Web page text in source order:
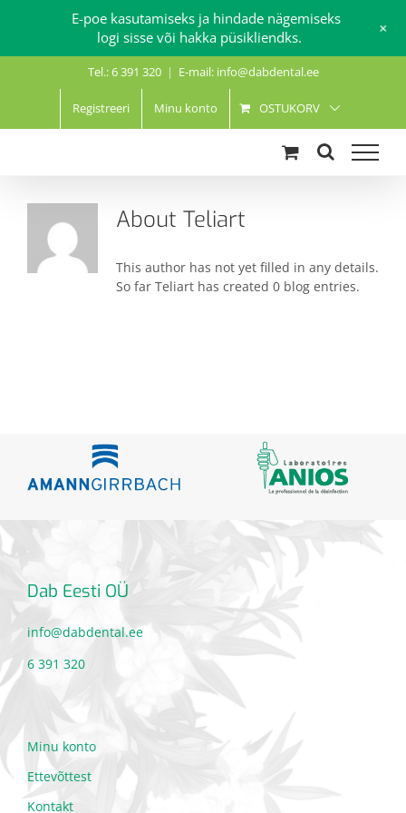
Tel.: 6 391 320 | E-mail: info@dabdental.ee
Registreeri Minu konto OSTUKORV
About Teliart
This author has not yet filled in any details.
So far Teliart has created 0 blog entries.
Dab Eesti OÜ
info@dabdental.ee
6 391 320
Minu konto
Ettevõttest
Kontakt
E-poe kasutamiseks ja hindade nägemiseks
logi sisse või hakka püsikliendks.
+